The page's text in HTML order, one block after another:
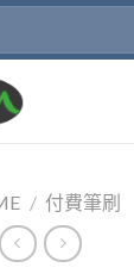
/ 付費筆刷